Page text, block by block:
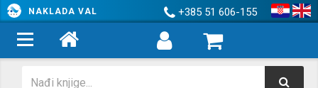
NAKLADA VAL +385 51 606-155